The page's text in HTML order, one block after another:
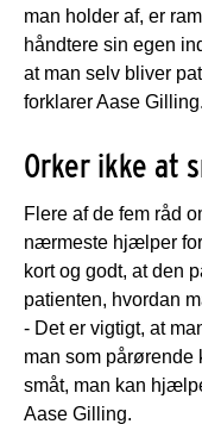
man holder af, er
håndtere sin egen
at man selv bliver
forklarer Aase Gilling.
Orker ikke at
Flere af de fem råd
nærmeste hjælper
kort og godt, at den
patienten, hvordan
- Det er vigtigt, at
man som
småt, man kan
Aase Gilling.